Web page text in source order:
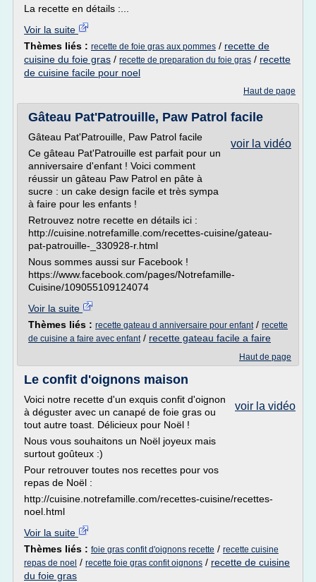
La recette en détails :...
Voir la suite
Thèmes liés : recette de foie gras aux pommes / recette de
cuisine du foie gras / recette de preparation du foie gras / recette
de cuisine facile pour noel
Haut de page
Gâteau Pat'Patrouille, Paw Patrol facile
voir la vidéo
Gâteau Pat'Patrouille, Paw Patrol facile
Ce gâteau Pat'Patrouille est parfait pour un
anniversaire d'enfant ! Voici comment
réussir un gâteau Paw Patrol en pâte à
sucre : un cake design facile et très sympa
à faire pour les enfants !
Retrouvez notre recette en détails ici :
http://cuisine.notrefamille.com/recettes-cuisine/gateau-
pat-patrouille-_330928-r.html
Nous sommes aussi sur Facebook !
https://www.facebook.com/pages/Notrefamille-
Cuisine/109055109124074
Voir la suite
Thèmes liés : recette gateau d anniversaire pour enfant/ recette
de cuisine a faire avec enfant/ recette gateau facile a faire
Haut de page
Le confit d'oignons maison
voir la vidéo
Voici notre recette d'un exquis confit d'oignon
à déguster avec un canapé de foie gras ou
tout autre toast. Délicieux pour Noël !
Nous vous souhaitons un Noël joyeux mais
surtout goûteux :)
Pour retrouver toutes nos recettes pour vos
repas de Noël :
http://cuisine.notrefamille.com/recettes-cuisine/recettes-
noel.html
Voir la suite
Thèmes liés : foie gras confit d'oignons recette / recette cuisine
repas de noel / recette foie gras confit oignons / recette de cuisine
du foie gras